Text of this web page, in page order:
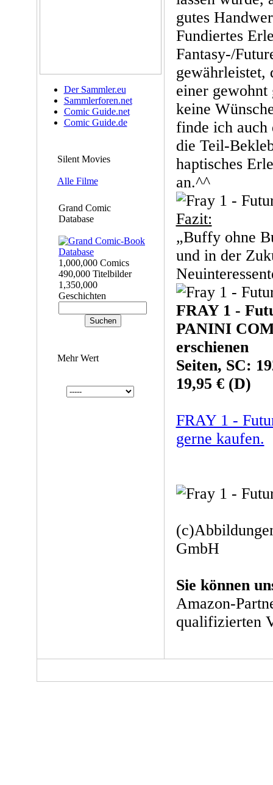
Der Sammler.eu
Sammlerforen.net
Comic Guide.net
Comic Guide.de
Silent Movies
Alle Filme
Grand Comic
Database
1,000,000 Comics
490,000 Titelbilder
1,350,000
Geschichten
Mehr Wert
gutes
Fundiertes
Fantasy-/
gewährleistet,
einer
keine
finde ich auch
die Teil-
haptisches
an.^^
Fazit:
„Buffy ohne
und in der
FRAY 1 -
PANINI
erschienen
Seiten, SC:
19,95 € (D)
FRAY 1 -
gerne kaufen.
GmbH
Sie können
Amazon-
qualifizierten